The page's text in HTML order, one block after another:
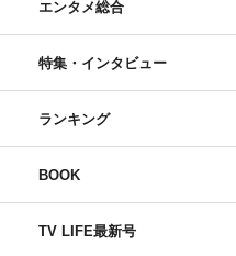
エンタメ総合
特集・インタビュー
ランキング
BOOK
TV LIFE最新号